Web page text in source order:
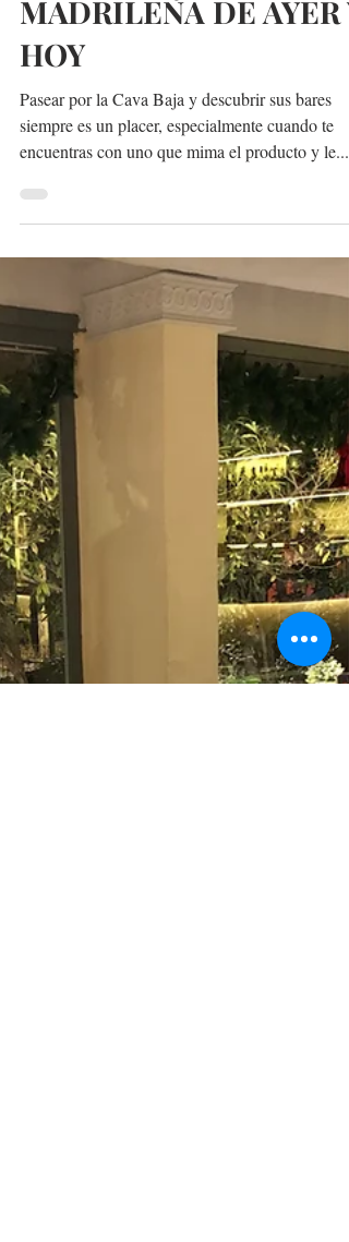
@madridmeenamora
10 ene 2018
2 min de lectura
LA ANTOÑITA, LO
GASTRONOMÍA
MADRILEÑA DE AYER Y
HOY
Pasear por la Cava Baja y descubrir sus bares
siempre es un placer, especialmente cuando te
encuentras con uno que mima el producto y le...